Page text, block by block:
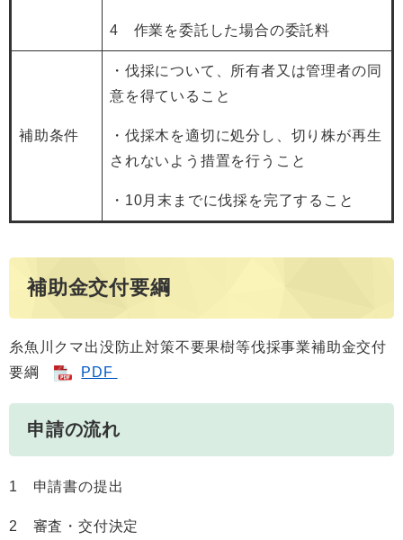
4 作業を委託した場合の委託料
補助条件
・伐採について、所有者又は管理者の同
意を得ていること
・伐採木を適切に処分し、切り株が再生
されないよう措置を行うこと
・10月末までに伐採を完了すること
補助金交付要綱
糸魚川クマ出没防止対策不要果樹等伐採事業補助金交付
要綱
PDF
申請の流れ
1 申請書の提出
2 審査・交付決定